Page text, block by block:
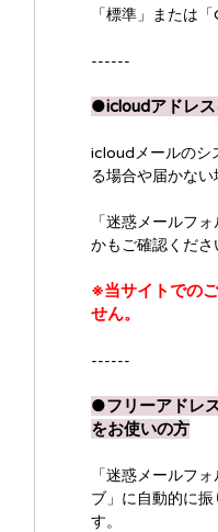
「標準」または
------
●icloudアドレ
icloudメールのシ
る場合や届かない
「迷惑メールフ
かもご確認くださ
※当サイトでの
せん。
------
●フリーアドレ
をお使いの方
「迷惑メールフ
ブ」に自動的に
す。